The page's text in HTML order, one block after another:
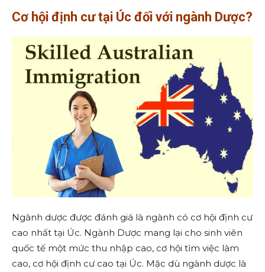
Cơ hội định cư tại Úc đối với ngành Dược?
Ngành dược được đánh giá là ngành có cơ hội định cư
cao nhất tại Úc. Ngành Dược mang lại cho sinh viên
quốc tế một mức thu nhập cao, cơ hội tìm việc làm
cao, cơ hội định cư cao tại Úc. Mặc dù ngành dược là